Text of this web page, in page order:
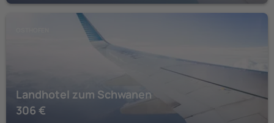
Landhotel zum Schwanen
306 €